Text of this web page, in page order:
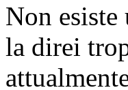
Non esiste
la direi